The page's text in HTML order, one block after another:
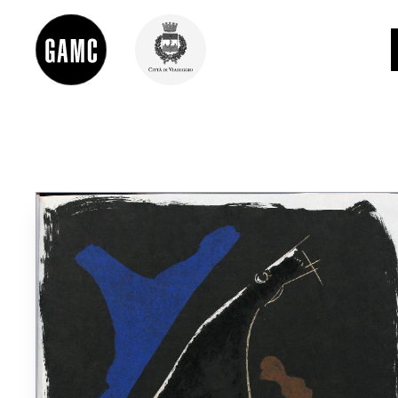
DIDATTICA
LE COLLEZIONI
GLI AUTORI
LORENZO VIANI
MOSTRE
EVENTI
PALAZZO DELLE MUSE